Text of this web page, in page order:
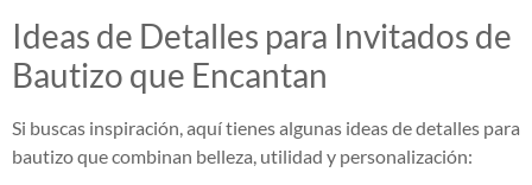
Ideas de Detalles para Invitados de
Bautizo que Encantan
Si buscas inspiración, aquí tienes algunas ideas de detalles para
bautizo que combinan belleza, utilidad y personalización: